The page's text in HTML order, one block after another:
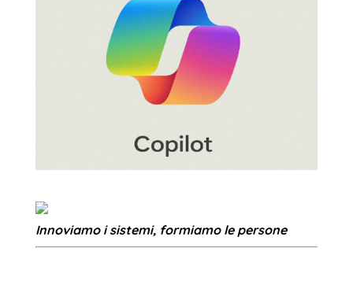
Innoviamo i sistemi, formiamo le persone